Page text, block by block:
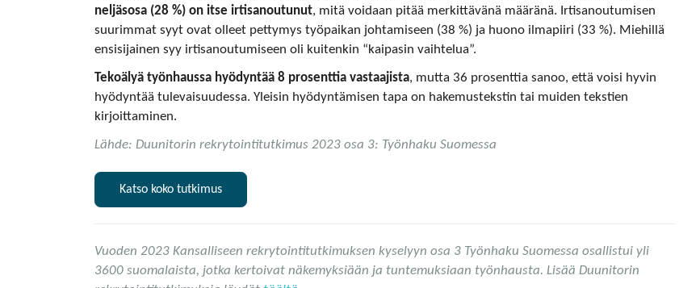
neljäsosa (28 %) on itse irtisanoutunut, mitä voidaan pitää merkittävänä määränä. Irtisanoutumisen
suurimmat syyt ovat olleet pettymys työpaikan johtamiseen (38 %) ja huono ilmapiiri (33 %). Miehillä
ensisijainen syy irtisanoutumiseen oli kuitenkin “kaipasin vaihtelua”.
Tekoälyä työnhaussa hyödyntää 8 prosenttia vastaajista, mutta 36 prosenttia sanoo, että voisi hyvin
hyödyntää tulevaisuudessa. Yleisin hyödyntämisen tapa on hakemustekstin tai muiden tekstien
kirjoittaminen.
Lähde: Duunitorin rekrytointitutkimus 2023 osa 3: Työnhaku Suomessa
Katso koko tutkimus
Vuoden 2023 Kansalliseen rekrytointitutkimuksen kyselyyn osa 3 Työnhaku Suomessa osallistui yli
3600 suomalaista, jotka kertoivat näkemyksiään ja tuntemuksiaan työnhausta. Lisää Duunitorin